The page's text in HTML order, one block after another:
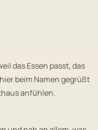
das Essen passt, das
beim Namen gegrüßt
anfühlen.